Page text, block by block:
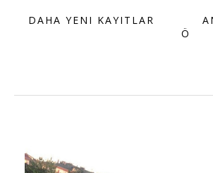
DAHA YENI KAYITLAR